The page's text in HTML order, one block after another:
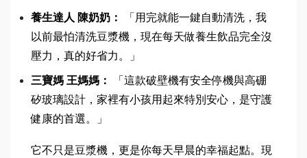
養生達人 陳奶奶：
「用完就能一鍵自動清洗，我
以前最怕清洗豆漿機，現在每天做養生飲品完全沒
壓力，真的好省力。」
三寶媽 王媽媽：
「這款破壁機有安全停機與高硼
矽玻璃設計，家裡有小孩用起來特別安心，是守護
健康的首選。」
它不只是豆漿機，更是你每天早晨的幸福起點。現